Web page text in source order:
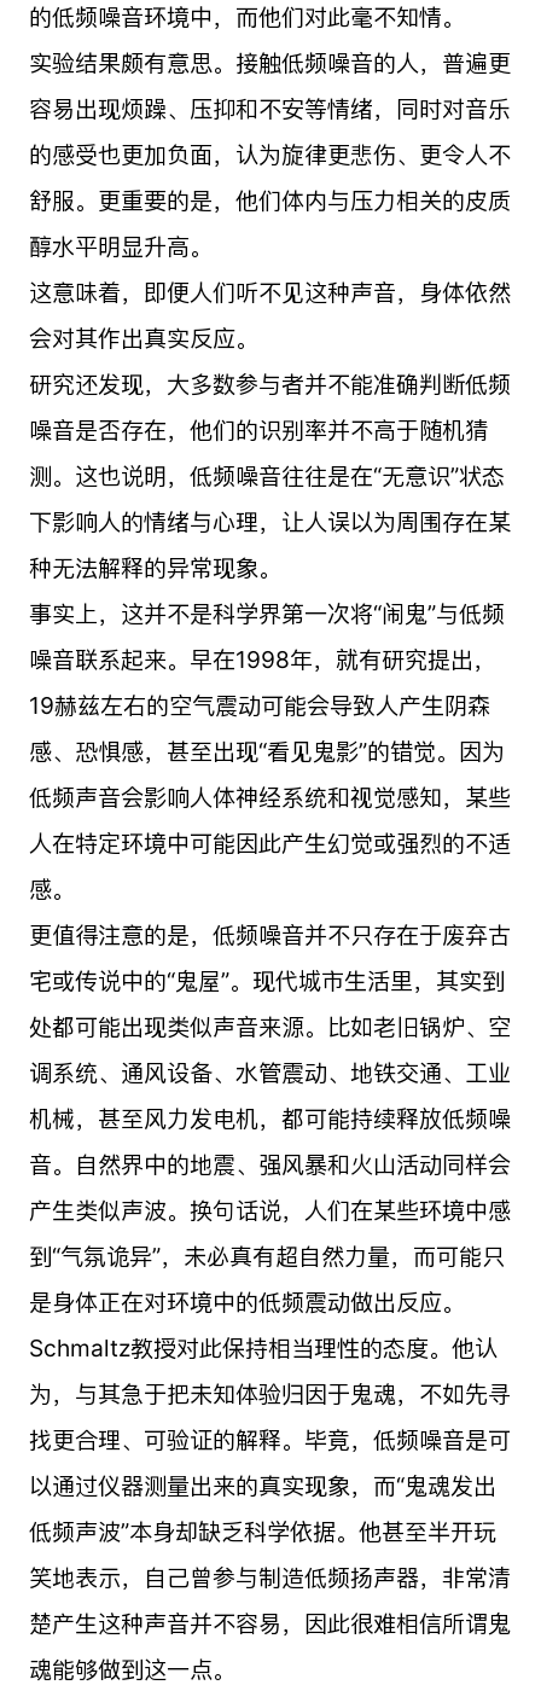
的低频噪音环境中，而他们对此毫不知情。
实验结果颇有意思。接触低频噪音的人，普遍更
容易出现烦躁、压抑和不安等情绪，同时对音乐
的感受也更加负面，认为旋律更悲伤、更令人不
舒服。更重要的是，他们体内与压力相关的皮质
醇水平明显升高。
这意味着，即便人们听不见这种声音，身体依然
会对其作出真实反应。
研究还发现，大多数参与者并不能准确判断低频
噪音是否存在，他们的识别率并不高于随机猜
测。这也说明，低频噪音往往是在“无意识”状态
下影响人的情绪与心理，让人误以为周围存在某
种无法解释的异常现象。
事实上，这并不是科学界第一次将“闹鬼”与低频
噪音联系起来。早在1998年，就有研究提出，
19赫兹左右的空气震动可能会导致人产生阴森
感、恐惧感，甚至出现“看见鬼影”的错觉。因为
低频声音会影响人体神经系统和视觉感知，某些
人在特定环境中可能因此产生幻觉或强烈的不适
感。
更值得注意的是，低频噪音并不只存在于废弃古
宅或传说中的“鬼屋”。现代城市生活里，其实到
处都可能出现类似声音来源。比如老旧锅炉、空
调系统、通风设备、水管震动、地铁交通、工业
机械，甚至风力发电机，都可能持续释放低频噪
音。自然界中的地震、强风暴和火山活动同样会
产生类似声波。换句话说，人们在某些环境中感
到“气氛诡异”，未必真有超自然力量，而可能只
是身体正在对环境中的低频震动做出反应。
Schmaltz教授对此保持相当理性的态度。他认
为，与其急于把未知体验归因于鬼魂，不如先寻
找更合理、可验证的解释。毕竟，低频噪音是可
以通过仪器测量出来的真实现象，而“鬼魂发出
低频声波”本身却缺乏科学依据。他甚至半开玩
笑地表示，自己曾参与制造低频扬声器，非常清
楚产生这种声音并不容易，因此很难相信所谓鬼
魂能够做到这一点。